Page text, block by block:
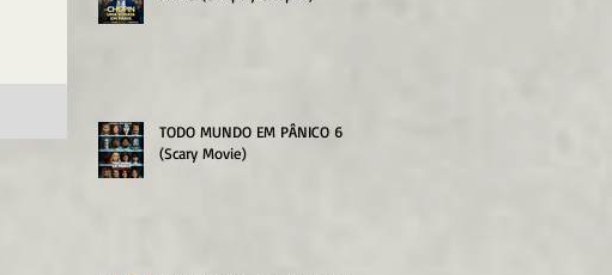
TODO MUNDO EM PÂNICO 6
(Scary Movie)